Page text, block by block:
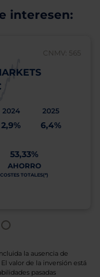
interesen:
CNMV: 565
2024
2,9%
2025
6,4%
53,33%
AHORRO
COSTES TOTALES(*)
la ausencia de
valor de la inversión está
pasadas